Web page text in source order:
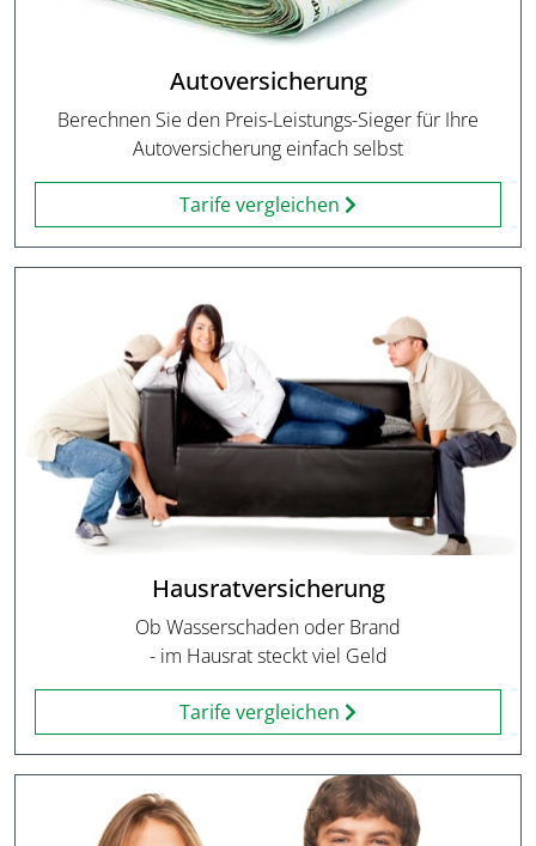
Autoversicherung
Berechnen Sie den Preis-Leistungs-Sieger für Ihre
Autoversicherung einfach selbst
Tarife vergleichen
Hausratversicherung
Ob Wasserschaden oder Brand
- im Hausrat steckt viel Geld
Tarife vergleichen